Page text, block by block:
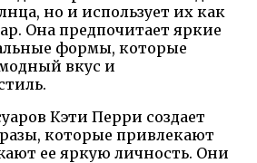
но и использует их как
Она предпочитает яркие
формы, которые
вкус и
Кэти Перри создает
которые привлекают
ее яркую личность. Они